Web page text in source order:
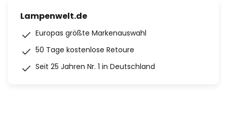
Lampenwelt.de
Europas größte Markenauswahl
50 Tage kostenlose Retoure
Seit 25 Jahren Nr. 1 in Deutschland